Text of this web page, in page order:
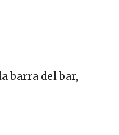
barra del bar,